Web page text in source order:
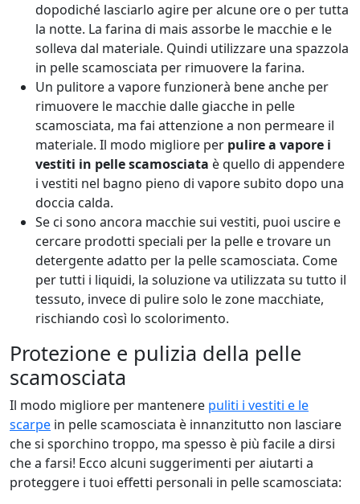
dopodiché lasciarlo agire per alcune ore o per tutta
la notte. La farina di mais assorbe le macchie e le
solleva dal materiale. Quindi utilizzare una spazzola
in pelle scamosciata per rimuovere la farina.
Un pulitore a vapore funzionerà bene anche per
rimuovere le macchie dalle giacche in pelle
scamosciata, ma fai attenzione a non permeare il
materiale. Il modo migliore per pulire a vapore i
vestiti in pelle scamosciata è quello di appendere
i vestiti nel bagno pieno di vapore subito dopo una
doccia calda.
Se ci sono ancora macchie sui vestiti, puoi uscire e
cercare prodotti speciali per la pelle e trovare un
detergente adatto per la pelle scamosciata. Come
per tutti i liquidi, la soluzione va utilizzata su tutto il
tessuto, invece di pulire solo le zone macchiate,
rischiando così lo scolorimento.
Protezione e pulizia della pelle
scamosciata
Il modo migliore per mantenere puliti i vestiti e le
scarpe in pelle scamosciata è innanzitutto non lasciare
che si sporchino troppo, ma spesso è più facile a dirsi
che a farsi! Ecco alcuni suggerimenti per aiutarti a
proteggere i tuoi effetti personali in pelle scamosciata: